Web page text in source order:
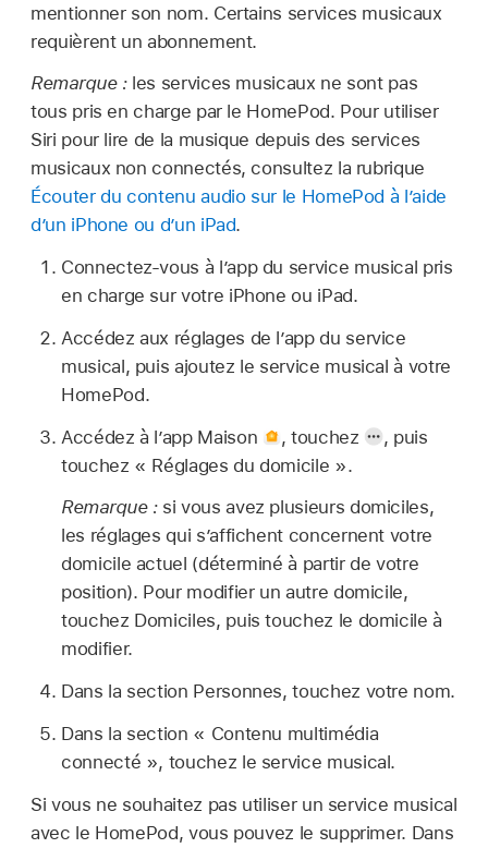
mentionner son nom. Certains services musicaux
requièrent un abonnement.
Remarque : les services musicaux ne sont pas
tous pris en charge par le HomePod. Pour utiliser
Siri pour lire de la musique depuis des services
musicaux non connectés, consultez la rubrique
Écouter du contenu audio sur le HomePod à l’aide
d’un iPhone ou d’un iPad.
Connectez-vous à l’app du service musical pris
en charge sur votre iPhone ou iPad.
Accédez aux réglages de l’app du service
musical, puis ajoutez le service musical à votre
HomePod.
Accédez à l’app Maison
,touchez , puis
touchez « Réglages du domicile ».
Remarque : si vous avez plusieurs domiciles,
les réglages qui s’affichent concernent votre
domicile actuel (déterminé à partir de votre
position). Pour modifier un autre domicile,
touchez Domiciles, puis touchez le domicile à
modifier.
Dans la section Personnes, touchez votre nom.
Dans la section « Contenu multimédia
connecté », touchez le service musical.
Si vous ne souhaitez pas utiliser un service musical
avec le HomePod, vous pouvez le supprimer. Dans